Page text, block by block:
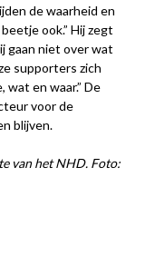
de waarheid en
ook.” Hij zegt
gaan niet over wat
supporters zich
en waar.” De
voor de
blijven.
van het NHD. Foto: